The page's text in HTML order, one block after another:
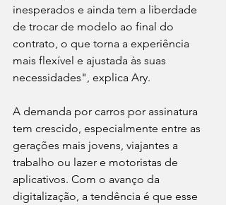
inesperados e ainda tem a liberdade
de trocar de modelo ao final do
contrato, o que torna a experiência
mais flexível e ajustada às suas
necessidades", explica Ary.
A demanda por carros por assinatura
tem crescido, especialmente entre as
gerações mais jovens, viajantes a
trabalho ou lazer e motoristas de
aplicativos. Com o avanço da
digitalização, a tendência é que esse